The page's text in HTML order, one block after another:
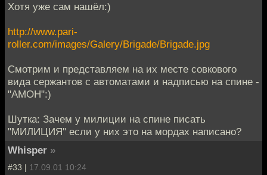
Хотя уже сам нашёл:)
http://www.pari-
roller.com/images/Galery/Brigade/Brigade.jpg
Смотрим и представляем на их месте совкового
вида сержантов с автоматами и надписью на спине -
"АМОН":)
Шутка: Зачем у милиции на спине писать
"МИЛИЦИЯ" если у них это на мордах написано?
Whisper »
#33 | 17.09.01 10:24